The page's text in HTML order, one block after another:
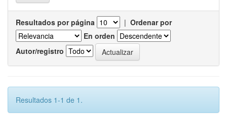
Resultados por página | Ordenar por
En orden
Autor/registro
Resultados 1-1 de 1.